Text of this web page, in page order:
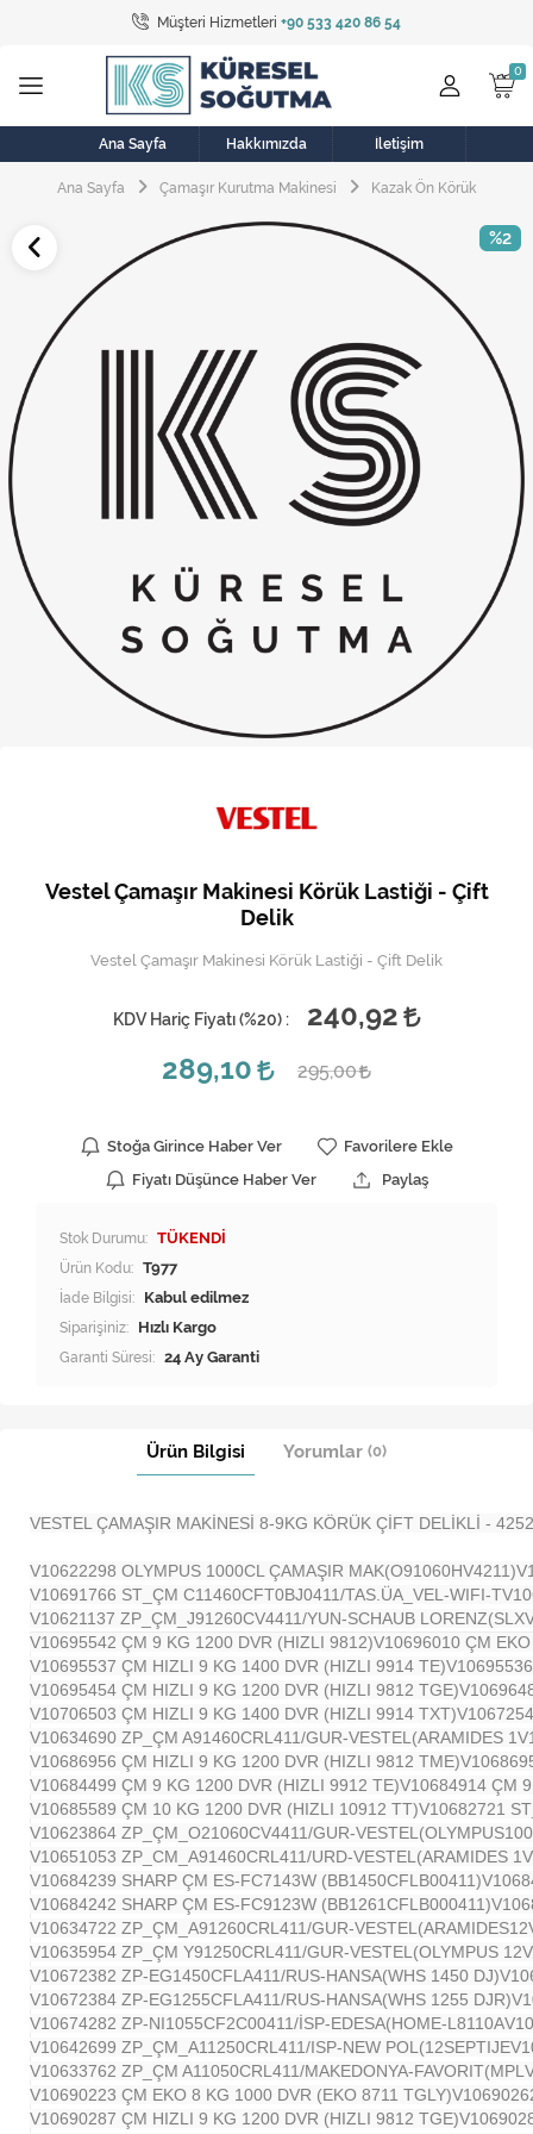
Müşteri Hizmetleri +90 533 420 86 54
Tüm Kategoriler
Bulaşık Makinesi
Buzdolabı
Çamaşır Kurutma Makinesi
Elektrikli Aksamlar
Elektrikli Süpürge
Fan
Fırın, Ocak ve Aspiratör
Klima
Kombi
Musluk
Soğutma Sistemleri
Şofben ve Termosifon
Ana Sayfa Hakkımızda İletişim
Ana Sayfa Çamaşır Kurutma Makinesi Kazak Ön Körük
%2
Vestel Çamaşır Makinesi Körük Lastiği - Çift
Delik
Vestel Çamaşır Makinesi Körük Lastiği - Çift Delik
KDV Hariç Fiyatı (%20) :
240,92
289,10
295,00
Stoğa Girince Haber Ver
Favorilere Ekle
Fiyatı Düşünce Haber Ver
Paylaş
Stok Durumu: TÜKENDİ
Ürün Kodu: T977
İade Bilgisi:
Siparişiniz: Hızlı Kargo
Garanti Süresi: 24 Ay Garanti
Ürün Bilgisi Yorumlar (0)
VESTEL ÇAMAŞIR MAKİNESİ 8-9KG KÖRÜK ÇİFT DELİKLİ -
V10622298 OLYMPUS 1000CL ÇAMAŞIR MAK(O91060HV4211)
V10691766 ST_ÇM C11460CFT0BJ0411/TAS.ÜA_VEL-WIFI-T
V10621137 ZP_ÇM_J91260CV4411/YUN-SCHAUB LORENZ(SLX
V10695542 ÇM 9 KG 1200 DVR (HIZLI 9812)V10696010 ÇM
V10695537 ÇM HIZLI 9 KG 1400 DVR (HIZLI 9914 TE)
V10695454 ÇM HIZLI 9 KG 1200 DVR (HIZLI 9812 TGE)
V10706503 ÇM HIZLI 9 KG 1400 DVR (HIZLI 9914 TXT)
V10634690 ZP_ÇM A91460CRL411/GUR-VESTEL(ARAMIDES 1
V10686956 ÇM HIZLI 9 KG 1200 DVR (HIZLI 9812 TME)
V10684499 ÇM 9 KG 1200 DVR (HIZLI 9912 TE)V10684914 ÇM
V10685589 ÇM 10 KG 1200 DVR (HIZLI 10912 TT)V10682721
V10623864 ZP_ÇM_O21060CV4411/GUR-VESTEL(OLYMPUS100
V10651053 ZP_CM_A91460CRL411/URD-VESTEL(ARAMIDES 1
V10684239 SHARP ÇM ES-FC7143W (BB1450CFLB00411)
V10684242 SHARP ÇM ES-FC9123W (BB1261CFLB000411)
V10634722 ZP_ÇM_A91260CRL411/GUR-VESTEL(ARAMIDES12
V10635954 ZP_ÇM Y91250CRL411/GUR-VESTEL(OLYMPUS 12
V10672382 ZP-EG1450CFLA411/RUS-HANSA(WHS 1450 DJ)
V10672384 ZP-EG1255CFLA411/RUS-HANSA(WHS 1255 DJR)
V10674282 ZP-NI1055CF2C00411/İSP-EDESA(HOME-L8110A
V10642699 ZP_ÇM_A11250CRL411/ISP-NEW POL(12SEPTIJE
V10633762 ZP_ÇM A11050CRL411/MAKEDONYA-FAVORIT(MPL
V10690223 ÇM EKO 8 KG 1000 DVR (EKO 8711 TGLY)
V10690287 ÇM HIZLI 9 KG 1200 DVR (HIZLI 9812 TGE)